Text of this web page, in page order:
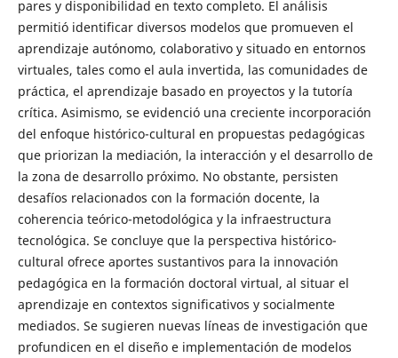
pares y disponibilidad en texto completo. El análisis
permitió identificar diversos modelos que promueven el
aprendizaje autónomo, colaborativo y situado en entornos
virtuales, tales como el aula invertida, las comunidades de
práctica, el aprendizaje basado en proyectos y la tutoría
crítica. Asimismo, se evidenció una creciente incorporación
del enfoque histórico-cultural en propuestas pedagógicas
que priorizan la mediación, la interacción y el desarrollo de
la zona de desarrollo próximo. No obstante, persisten
desafíos relacionados con la formación docente, la
coherencia teórico-metodológica y la infraestructura
tecnológica. Se concluye que la perspectiva histórico-
cultural ofrece aportes sustantivos para la innovación
pedagógica en la formación doctoral virtual, al situar el
aprendizaje en contextos significativos y socialmente
mediados. Se sugieren nuevas líneas de investigación que
profundicen en el diseño e implementación de modelos